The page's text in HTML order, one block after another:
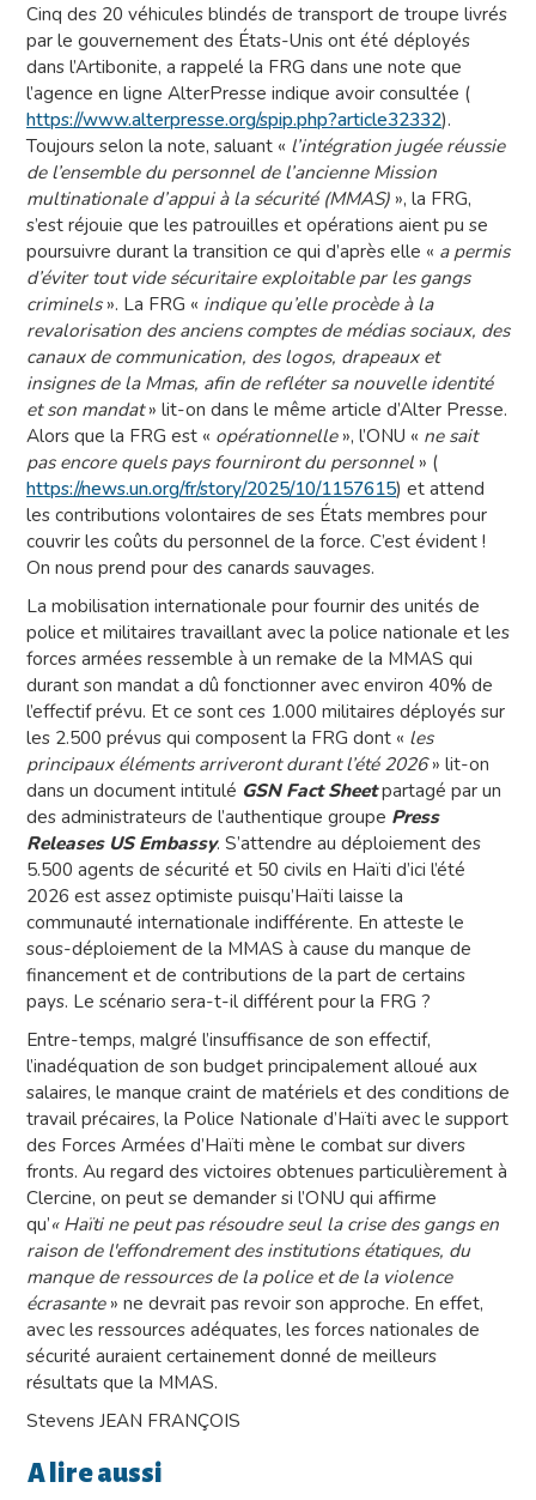
Cinq des 20 véhicules blindés de transport de troupe livrés
par le gouvernement des États-Unis ont été déployés
dans l’Artibonite, a rappelé la FRG dans une note que
l’agence en ligne AlterPresse indique avoir consultée (
https://www.alterpresse.org/spip.php?article32332).
Toujours selon la note, saluant « l’intégration jugée réussie
de l’ensemble du personnel de l’ancienne Mission
multinationale d’appui à la sécurité (MMAS) », la FRG,
s’est réjouie que les patrouilles et opérations aient pu se
poursuivre durant la transition ce qui d’après elle « a permis
d’éviter tout vide sécuritaire exploitable par les gangs
criminels». La FRG « indique qu’elle procède à la
revalorisation des anciens comptes de médias sociaux, des
canaux de communication, des logos, drapeaux et
insignes de la Mmas, afin de refléter sa nouvelle identité
et son mandat» lit-on dans le même article d’Alter Presse.
Alors que la FRG est « opérationnelle», l’ONU « ne sait
pas encore quels pays fourniront du personnel » (
https://news.un.org/fr/story/2025/10/1157615) et attend
les contributions volontaires de ses États membres pour
couvrir les coûts du personnel de la force. C’est évident !
On nous prend pour des canards sauvages.
La mobilisation internationale pour fournir des unités de
police et militaires travaillant avec la police nationale et les
forces armées ressemble à un remake de la MMAS qui
durant son mandat a dû fonctionner avec environ 40% de
l’effectif prévu. Et ce sont ces 1.000 militaires déployés sur
les 2.500 prévus qui composent la FRG dont « les
principaux éléments arriveront durant l’été 2026» lit-on
dans un document intitulé GSN Fact Sheetpartagé par un
des administrateurs de l’authentique groupe Press
Releases US Embassy. S’attendre au déploiement des
5.500 agents de sécurité et 50 civils en Haïti d’ici l’été
2026 est assez optimiste puisqu’Haïti laisse la
communauté internationale indifférente. En atteste le
sous-déploiement de la MMAS à cause du manque de
financement et de contributions de la part de certains
pays. Le scénario sera-t-il différent pour la FRG ?
Entre-temps, malgré l’insuffisance de son effectif,
l’inadéquation de son budget principalement alloué aux
salaires, le manque craint de matériels et des conditions de
travail précaires, la Police Nationale d’Haïti avec le support
des Forces Armées d’Haïti mène le combat sur divers
fronts. Au regard des victoires obtenues particulièrement à
Clercine, on peut se demander si l’ONU qui affirme
qu’« Haïti ne peut pas résoudre seul la crise des gangs en
raison de l'effondrement des institutions étatiques, du
manque de ressources de la police et de la violence
écrasante» ne devrait pas revoir son approche. En effet,
avec les ressources adéquates, les forces nationales de
sécurité auraient certainement donné de meilleurs
résultats que la MMAS.
Stevens JEAN FRANÇOIS
A lire aussi